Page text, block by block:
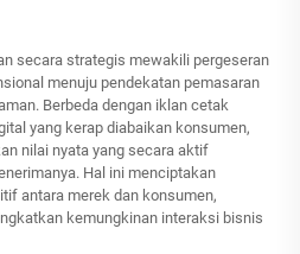
secara strategis mewakili pergeseran
menuju pendekatan pemasaran
Berbeda dengan iklan cetak
yang kerap diabaikan konsumen,
nilai nyata yang secara aktif
Hal ini menciptakan
antara merek dan konsumen,
kemungkinan interaksi bisnis